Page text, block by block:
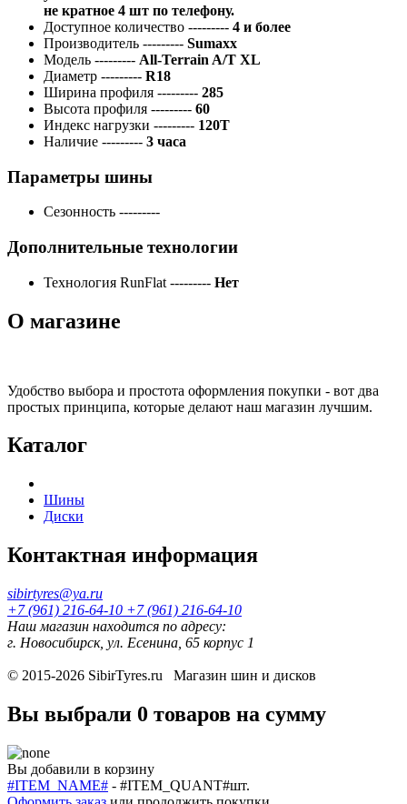
не кратное 4 шт по телефону.
Доступное количество --------- 4 и более
Производитель --------- Sumaxx
Модель --------- All-Terrain A/T XL
Диаметр --------- R18
Ширина профиля --------- 285
Высота профиля --------- 60
Индекс нагрузки --------- 120T
Наличие --------- 3 часа
Параметры шины
Сезонность ---------
Дополнительные технологии
Технология RunFlat --------- Нет
О магазине
Удобство выбора и простота оформления покупки - вот два
простых принципа, которые делают наш магазин лучшим.
Каталог
Шины
Диски
Контактная информация
sibirtyres@ya.ru
+7 (961) 216-64-10 +7 (961) 216-64-10
Наш магазин находится по адресу:
г. Новосибирск, ул. Есенина, 65 корпус 1
© 2015-2026 SibirTyres.ru Магазин шин и дисков
Вы выбрали 0 товаров на сумму
Вы добавили в корзину
#ITEM_NAME# - #ITEM_QUANT#шт.